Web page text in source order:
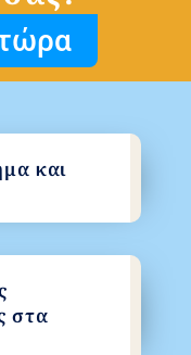
και
στα